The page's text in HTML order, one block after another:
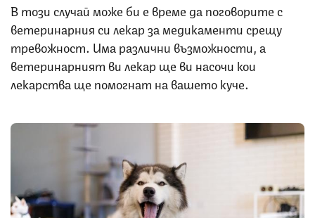
В този случай може би е време да поговорите с
ветеринарния си лекар за медикаменти срещу
тревожност. Има различни възможности, а
ветеринарният ви лекар ще ви насочи кои
лекарства ще помогнат на вашето куче.